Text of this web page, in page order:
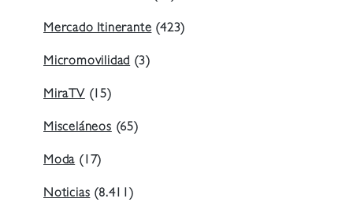
Mercado Itinerante(423)
Micromovilidad(3)
MiraTV(15)
Misceláneos(65)
Moda(17)
Noticias(8.411)